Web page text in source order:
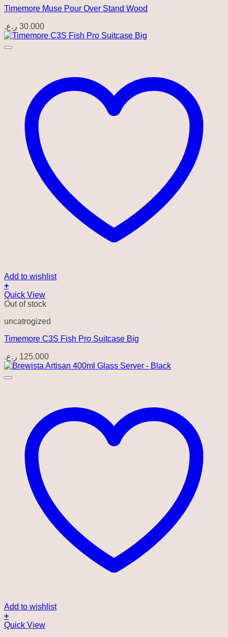
Timemore Muse Pour Over Stand Wood
30.000 ر.ع.
Add to wishlist
+
Quick View
Out of stock
uncatrogized
Timemore C3S Fish Pro Suitcase Big
125.000 ر.ع.
Add to wishlist
+
Quick View